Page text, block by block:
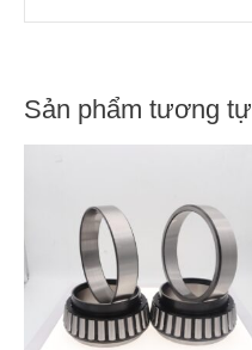
Sản phẩm tương tự